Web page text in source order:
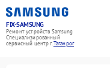
FIX-SAMSUNG
Ремонт устройств Samsung
Специализированный
cервисный центр г.Таганрог